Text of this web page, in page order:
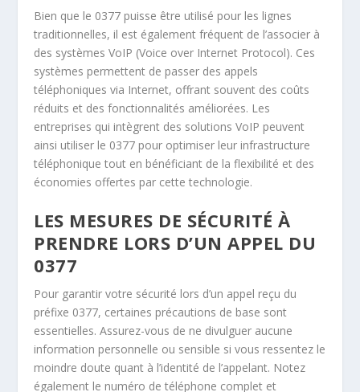
Bien que le 0377 puisse être utilisé pour les lignes
traditionnelles, il est également fréquent de l’associer à
des systèmes VoIP (Voice over Internet Protocol). Ces
systèmes permettent de passer des appels
téléphoniques via Internet, offrant souvent des coûts
réduits et des fonctionnalités améliorées. Les
entreprises qui intègrent des solutions VoIP peuvent
ainsi utiliser le 0377 pour optimiser leur infrastructure
téléphonique tout en bénéficiant de la flexibilité et des
économies offertes par cette technologie.
LES MESURES DE SÉCURITÉ À
PRENDRE LORS D’UN APPEL DU
0377
Pour garantir votre sécurité lors d’un appel reçu du
préfixe 0377, certaines précautions de base sont
essentielles. Assurez-vous de ne divulguer aucune
information personnelle ou sensible si vous ressentez le
moindre doute quant à l’identité de l’appelant. Notez
également le numéro de téléphone complet et